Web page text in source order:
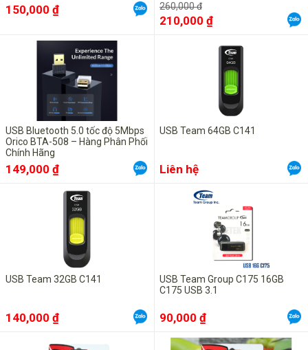
150,000 ₫ 260,000 đ
210,000 ₫
USB Bluetooth 5.0 tốc độ 5Mbps
Orico BTA-508 – Hàng Phân Phối
Chính Hãng
149,000 ₫
USB Team 64GB C141
Liên hệ
USB Team 32GB C141
140,000 ₫
USB Team Group C175 16GB
C175 USB 3.1
90,000 ₫